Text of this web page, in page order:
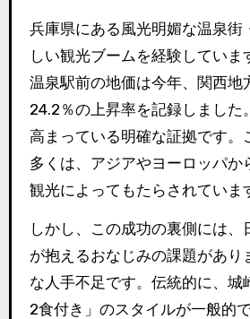
兵庫県にある風光明媚な温泉街
しい観光ブームを経験してい
温泉駅前の地価は今年、関西地
24.2％の上昇率を記録しました
高まっている明確な証拠です。
多くは、アジアやヨーロッパか
観光によってもたらされていま
しかし、この成功の裏側には、
が抱えるおなじみの課題があり
な人手不足です。伝統的に、城
2食付き」のスタイルが一般的